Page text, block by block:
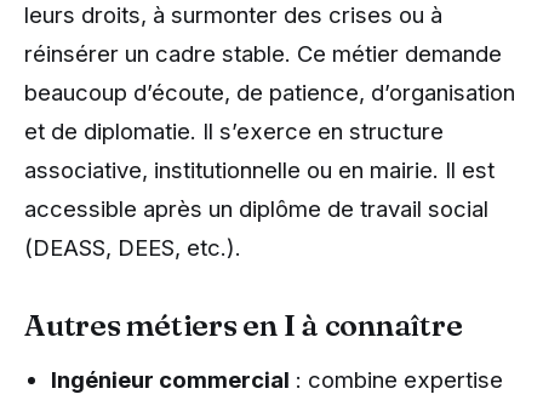
leurs droits, à surmonter des crises ou à
réinsérer un cadre stable. Ce métier demande
beaucoup d’écoute, de patience, d’organisation
et de diplomatie. Il s’exerce en structure
associative, institutionnelle ou en mairie. Il est
accessible après un diplôme de travail social
(DEASS, DEES, etc.).
Autres métiers en I à connaître
Ingénieur commercial : combine expertise